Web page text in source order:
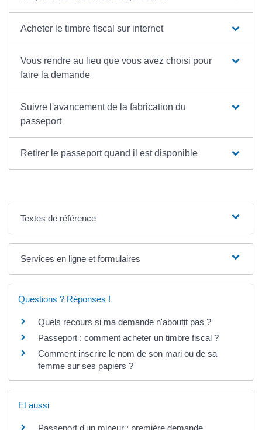
Acheter le timbre fiscal sur internet
Vous rendre au lieu que vous avez choisi pour
faire la demande
Suivre l'avancement de la fabrication du
passeport
Retirer le passeport quand il est disponible
Textes de référence
Services en ligne et formulaires
Questions ? Réponses !
Quels recours si ma demande n'aboutit pas ?
Passeport : comment acheter un timbre fiscal ?
Comment inscrire le nom de son mari ou de sa
femme sur ses papiers ?
Et aussi